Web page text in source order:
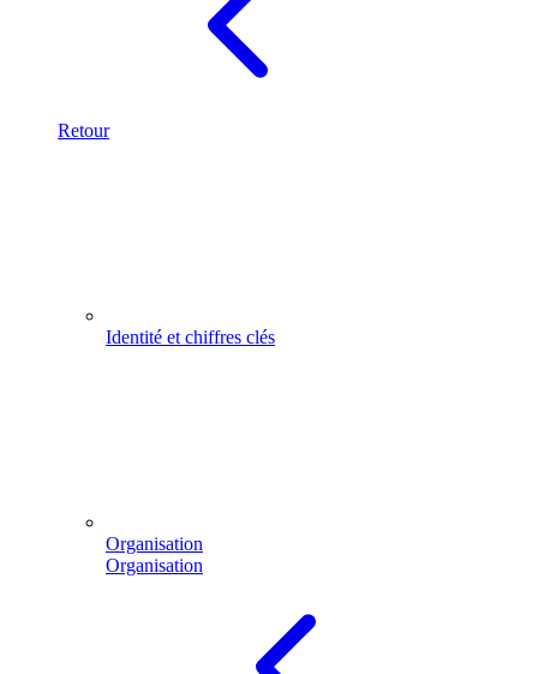
Retour
Identité et chiffres clés
Organisation
Organisation